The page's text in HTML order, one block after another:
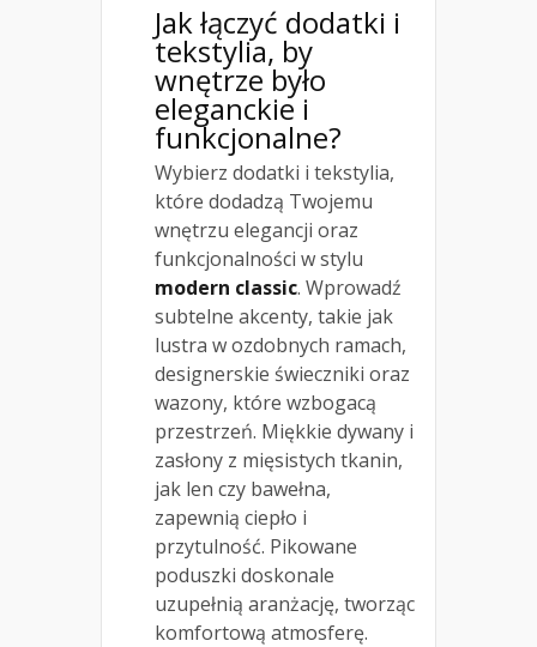
Jak łączyć dodatki i
tekstylia, by
wnętrze było
eleganckie i
funkcjonalne?
Wybierz dodatki i tekstylia,
które dodadzą Twojemu
wnętrzu elegancji oraz
funkcjonalności w stylu
modern classic. Wprowadź
subtelne akcenty, takie jak
lustra w ozdobnych ramach,
designerskie świeczniki oraz
wazony, które wzbogacą
przestrzeń. Miękkie dywany i
zasłony z mięsistych tkanin,
jak len czy bawełna,
zapewnią ciepło i
przytulność. Pikowane
poduszki doskonale
uzupełnią aranżację, tworząc
komfortową atmosferę.